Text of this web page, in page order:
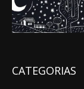
CATEGORIAS